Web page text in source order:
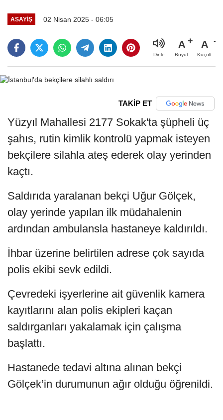
ASAYIŞ 02 Nisan 2025 - 06:05
Dinle
A
Büyüt
A
Küçült
TAKİP ET
Yüzyıl Mahallesi 2177 Sokak'ta şüpheli üç
şahıs, rutin kimlik kontrolü yapmak isteyen
bekçilere silahla ateş ederek olay yerinden
kaçtı.
Saldırıda yaralanan bekçi Uğur Gölçek,
olay yerinde yapılan ilk müdahalenin
ardından ambulansla hastaneye kaldırıldı.
İhbar üzerine belirtilen adrese çok sayıda
polis ekibi sevk edildi.
Çevredeki işyerlerine ait güvenlik kamera
kayıtlarını alan polis ekipleri kaçan
saldırganları yakalamak için çalışma
başlattı.
Hastanede tedavi altına alınan bekçi
Gölçek’in durumunun ağır olduğu öğrenildi.